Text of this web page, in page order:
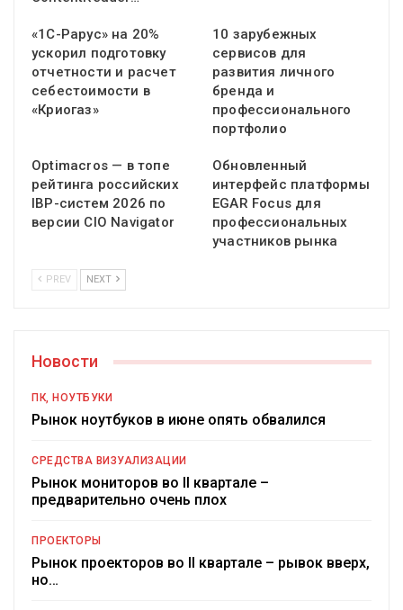
«1С-Рарус» на 20%
ускорил подготовку
отчетности и расчет
себестоимости в
«Криогаз»
10 зарубежных
сервисов для
развития личного
бренда и
профессионального
портфолио
Optimacros — в топе
рейтинга российских
IBP-систем 2026 по
версии CIO Navigator
Обновленный
интерфейс платформы
EGAR Focus для
профессиональных
участников рынка
PREV NEXT
Новости
ПК, НОУТБУКИ
Рынок ноутбуков в июне опять обвалился
СРЕДСТВА ВИЗУАЛИЗАЦИИ
Рынок мониторов во II квартале –
предварительно очень плох
ПРОЕКТОРЫ
Рынок проекторов во II квартале – рывок вверх,
но…